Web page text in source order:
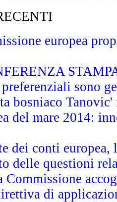
europea
sono
bosniaco
del mare 2014:
dei conti
delle questioni
Commissione
di